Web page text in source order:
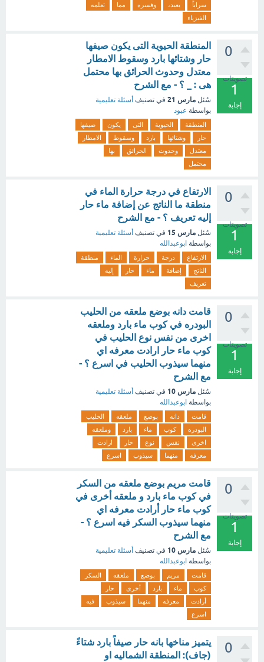
سراباً بعيد، وفسره مما
تعلمه
الفيزياء
0
تصويتات
1
إجابة
المنطقة الحيوية التى يكون صيفها
حار وشتائها بارد وسقوط الامطار
معتدل وحدوث الحرائق بها محتمل
هى : _ ؟ - مع الشرح
سُئل مارس 21 في تصنيف أسئلة تعليمية
بواسطة عبود
المنطقة الحيوية التى يكون
صيفها
حار
وشتائها بارد وسقوط
الامطار
معتدل
وحدوث الحرائق
بها
محتمل
0
تصويتات
1
إجابة
الارتفاع في درجة حرارة الماء في
منطقة ما الناتج عن إضافة ماء حار
إليه تعريف ؟ - مع الشرح
سُئل مارس 15 في تصنيف أسئلة تعليمية
بواسطة ابوعبدالله
الارتفاع درجة حرارة الماء
منطقة
الناتج
إضافة ماء حار
إليه
تعريف
0
تصويتات
1
إجابة
قامت دانه بوضع ملعقه من الحليب
البودره في كوب ماء بارد وملعقه
اخرى من نفس نوع الحليب في
كوب ماء حار ارادت معرفه اي
منهما سيذوب الحليب في اسرع ؟ -
مع الشرح
سُئل مارس 10 في تصنيف أسئلة تعليمية
بواسطة ابوعبدالله
قامت دانه بوضع ملعقه
الحليب
البودره
كوب ماء بارد
وملعقه
اخرى
نفس نوع حار
ارادت
معرفه
منهما سيذوب اسرع
0
تصويتات
1
إجابة
قامت مريم بوضع ملعقه من السكر
في كوب ماء بارد و ملعقه أخرى في
كوب ماء حار أرادت معرفه اي
منهما سيذوب السكر فيه اسرع ؟ -
مع الشرح
سُئل مارس 10 في تصنيف أسئلة تعليمية
بواسطة ابوعبدالله
قامت مريم بوضع ملعقه
السكر
كوب
ماء بارد أخرى
حار
أرادت
معرفه منهما سيذوب
فيه
اسرع
0
يتميز مناخها بانه حار صيفاً بارد شتاءً
(جاف): المنطقة الشماليه او